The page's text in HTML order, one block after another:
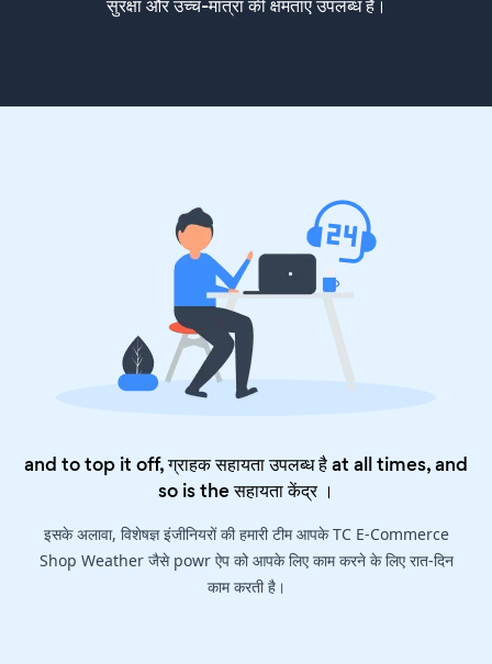
सुरक्षा और उच्च-मात्रा की क्षमताएं उपलब्ध हैं।
and to top it off, ग्राहक सहायता उपलब्ध है at all times, and
so is theसहायता केंद्र।
इसके अलावा, विशेषज्ञ इंजीनियरों की हमारी टीम आपके TC E-Commerce
Shop Weather जैसे powr ऐप को आपके लिए काम करने के लिए रात-दिन
काम करती है।